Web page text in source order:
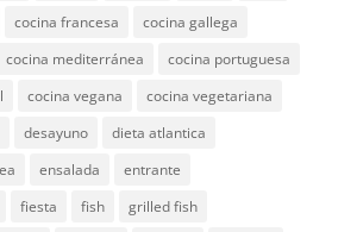
cocina francesa
cocina gallega
cocina mediterránea
cocina portuguesa
cocina vegana
cocina vegetariana
desayuno
dieta atlantica
ensalada
entrante
fiesta fish
grilled fish